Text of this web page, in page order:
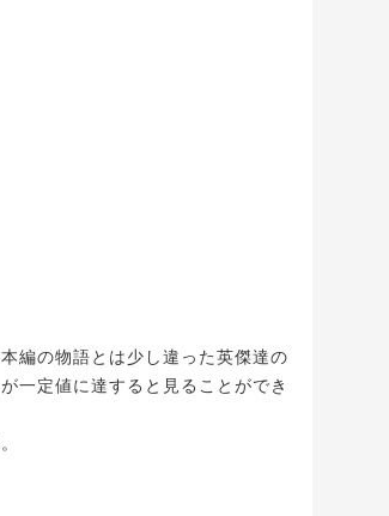
編の物語とは少し違った英傑達の
一定値に達すると見ることができ